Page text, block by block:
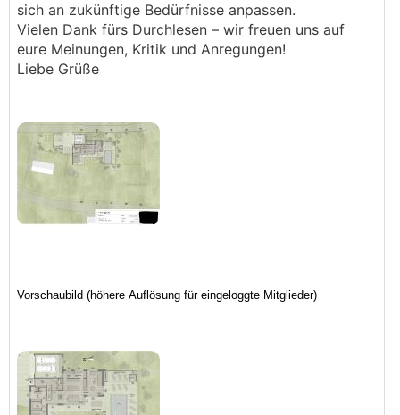
sich an zukünftige Bedürfnisse anpassen.
Vielen Dank fürs Durchlesen – wir freuen uns auf
eure Meinungen, Kritik und Anregungen!
Liebe Grüße